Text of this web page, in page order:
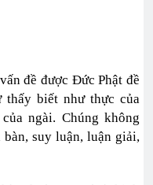
đề được Đức Phật đề
thấy biết như thực của
ngài. Chúng không
suy luận, luận giải,